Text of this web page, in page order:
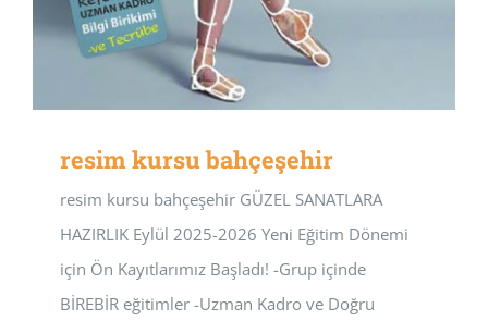
resim kursu bahçeşehir
resim kursu bahçeşehir GÜZEL SANATLARA
HAZIRLIK Eylül 2025-2026 Yeni Eğitim Dönemi
için Ön Kayıtlarımız Başladı! -Grup içinde
BİREBİR eğitimler -Uzman Kadro ve Doğru